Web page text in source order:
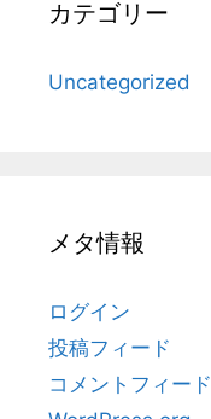
カテゴリー
Uncategorized
メタ情報
ログイン
投稿フィード
コメントフィード